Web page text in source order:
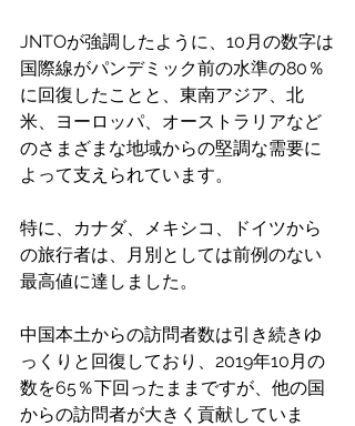
JNTOが強調したように、10月の数字は
国際線がパンデミック前の水準の80％
に回復したことと、東南アジア、北
米、ヨーロッパ、オーストラリアなど
のさまざまな地域からの堅調な需要に
よって支えられています。
特に、カナダ、メキシコ、ドイツから
の旅行者は、月別としては前例のない
最高値に達しました。
中国本土からの訪問者数は引き続きゆ
っくりと回復しており、2019年10月の
数を65％下回ったままですが、他の国
からの訪問者が大きく貢献していま